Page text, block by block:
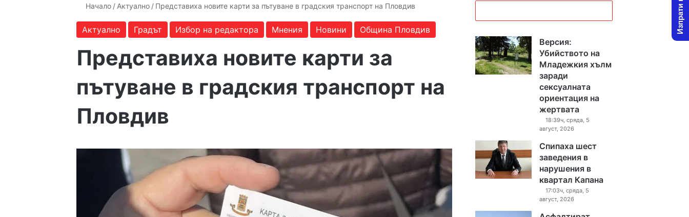
Начало / Актуално / Представиха новите карти за пътуване в градския транспорт на Пловдив
Актуално Градът Избор на редактора Мнения Новини Община Пловдив
Представиха новите карти за
пътуване в градския транспорт на
Пловдив
Версия:
Убийството на
Младежкия хълм
заради
сексуалната
ориентация на
жертвата
18:39ч, сряда, 5
август, 2026
Спипаха шест
заведения в
нарушения в
квартал Капана
17:03ч, сряда, 5
август, 2026